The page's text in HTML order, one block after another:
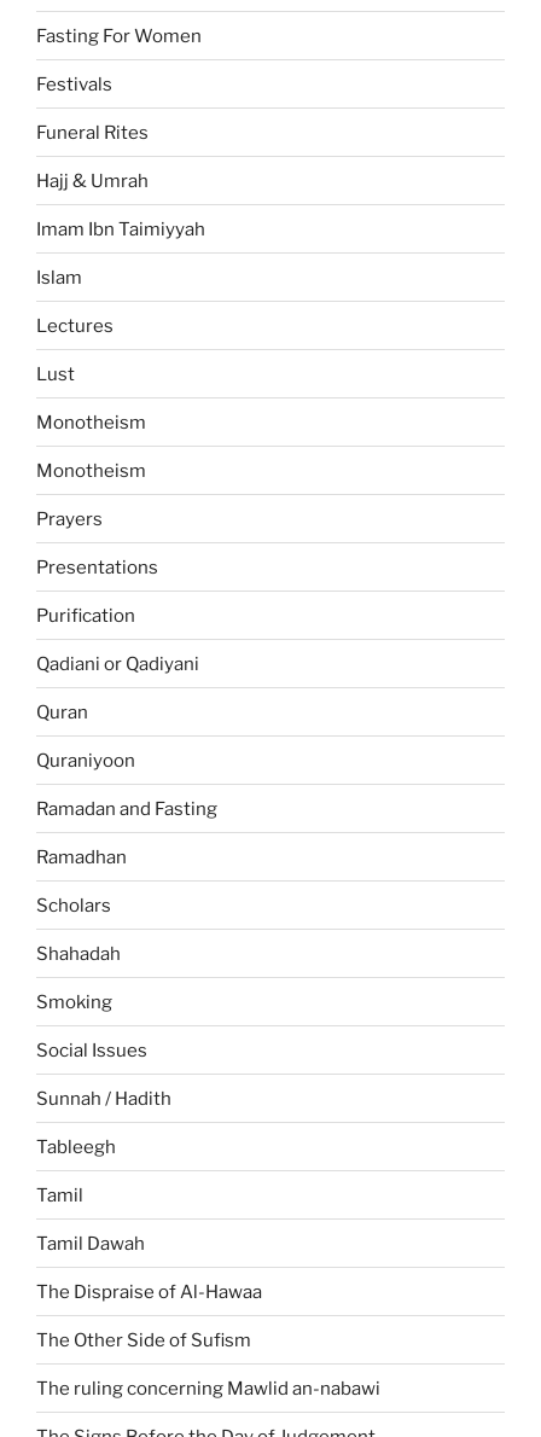
Fasting For Women
Festivals
Funeral Rites
Hajj & Umrah
Imam Ibn Taimiyyah
Islam
Lectures
Lust
Monotheism
Monotheism
Prayers
Presentations
Purification
Qadiani or Qadiyani
Quran
Quraniyoon
Ramadan and Fasting
Ramadhan
Scholars
Shahadah
Smoking
Social Issues
Sunnah / Hadith
Tableegh
Tamil
Tamil Dawah
The Dispraise of Al-Hawaa
The Other Side of Sufism
The ruling concerning Mawlid an-nabawi